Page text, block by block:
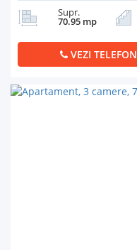
Supr.
70.95 mp
VEZI TELEFON